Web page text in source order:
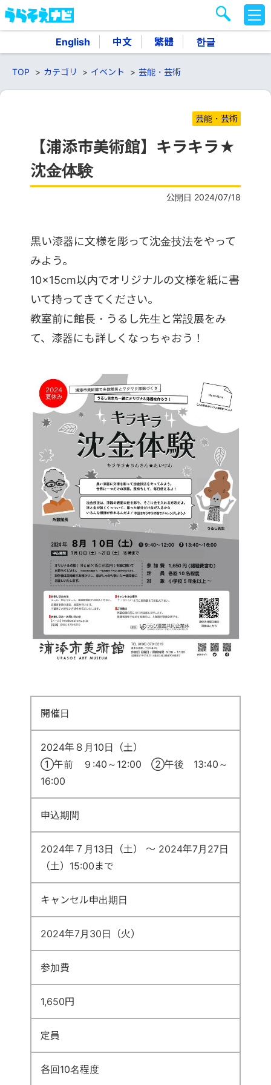
English 中文 繁體 한글
M
E
TOP カテゴリ イベント 芸能・芸術
芸能・芸術
【浦添市美術館】キラキラ★
沈金体験
公開日 2024/07/18
黒い漆器に文様を彫って沈金技法をやって
みよう。
10×15cm以内でオリジナルの文様を紙に書
いて持ってきてください。
教室前に館長・うるし先生と常設展をみ
て、漆器にも詳しくなっちゃおう！
開催日
2024年８月10日（土）
①午前 ９:40～12:00 ②午後 13:40～
16:00
申込期間
2024年７月13日（土） ～ 2024年7月27日
（土）15:00まで
キャンセル申出期日
2024年7月30日（火）
参加費
1,650円
定員
各回10名程度